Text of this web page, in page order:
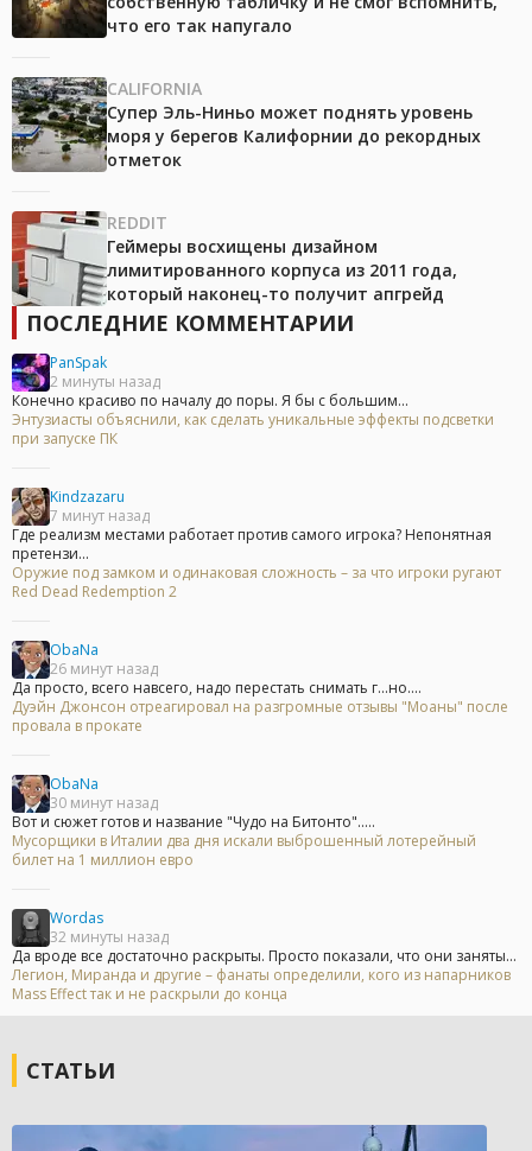
что его так напугало
CALIFORNIA
Супер Эль-Ниньо может поднять уровень
моря у берегов Калифорнии до рекордных
отметок
REDDIT
Геймеры восхищены дизайном
лимитированного корпуса из 2011 года,
который наконец-то получит апгрейд
ПОСЛЕДНИЕ КОММЕНТАРИИ
PanSpak
2 минуты назад
Конечно красиво по началу до поры. Я бы с большим...
Энтузиасты объяснили, как сделать уникальные эффекты подсветки
при запуске ПК
Kindzazaru
7 минут назад
Где реализм местами работает против самого игрока? Непонятная
претензи...
Оружие под замком и одинаковая сложность – за что игроки ругают
Red Dead Redemption 2
ObaNa
26 минут назад
Да просто, всего навсего, надо перестать снимать г...но....
Дуэйн Джонсон отреагировал на разгромные отзывы "Моаны" после
провала в прокате
ObaNa
30 минут назад
Вот и сюжет готов и название "Чудо на Битонто".....
Мусорщики в Италии два дня искали выброшенный лотерейный
билет на 1 миллион евро
Wordas
32 минуты назад
Да вроде все достаточно раскрыты. Просто показали, что они заняты...
Легион, Миранда и другие – фанаты определили, кого из напарников
Mass Effect так и не раскрыли до конца
СТАТЬИ